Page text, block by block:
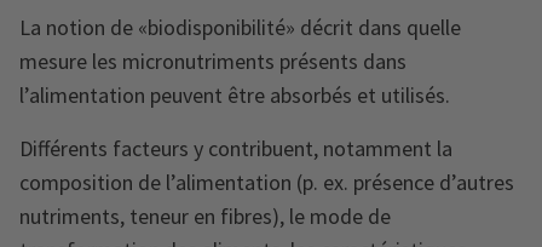
La notion de «biodisponibilité» décrit dans quelle
mesure les micronutriments présents dans
l’alimentation peuvent être absorbés et utilisés.
Différents facteurs y contribuent, notamment la
composition de l’alimentation (p. ex. présence d’autres
nutriments, teneur en fibres), le mode de